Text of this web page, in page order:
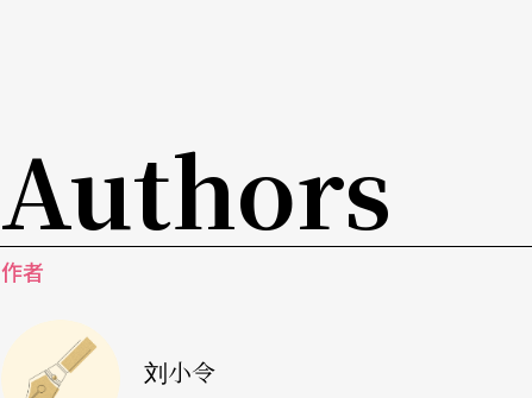
Authors
作者
刘小令